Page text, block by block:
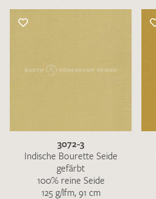
3072-3
Indische Bourette Seide
gefärbt
100% reine Seide
125 g/lfm, 91 cm